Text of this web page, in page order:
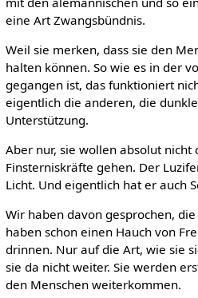
eine Art Zwangsbündnis.
Weil sie merken, dass sie den
halten können. So wie es in der
gegangen ist, das funktioniert
eigentlich die anderen, die
Unterstützung.
Aber nur, sie wollen absolut nicht
Finsterniskräfte gehen. Der
Licht. Und eigentlich hat er auch
Wir haben davon gesprochen,
haben schon einen Hauch von
drinnen. Nur auf die Art, wie sie
sie da nicht weiter. Sie werden
den Menschen weiterkommen.